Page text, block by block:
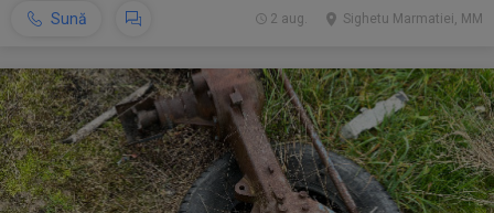
Sună Sighetu Marmatiei, MM
2 aug.